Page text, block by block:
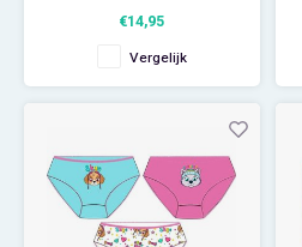
leuke meisjes pyjama heeft
lange mouwen. Maat 86/92
Materiaal: 100% katoen (print
polyester). Slapen was nog nooit
€14,95
Vergelijk